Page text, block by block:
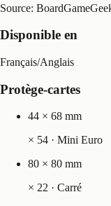
Source:
Disponible en
Français/Anglais
Protège-cartes
44 × 68 mm
× 54 · Mini Euro
80 × 80 mm
× 22 · Carré